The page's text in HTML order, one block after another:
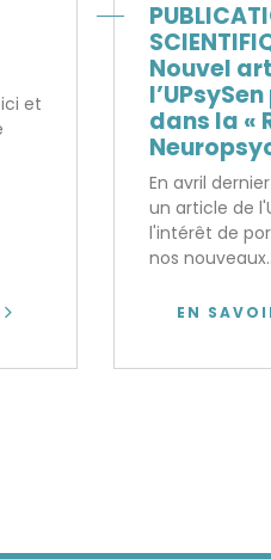
et
Nouvel
dans la «
En avril
un article de
l'intérêt de
nos
EN